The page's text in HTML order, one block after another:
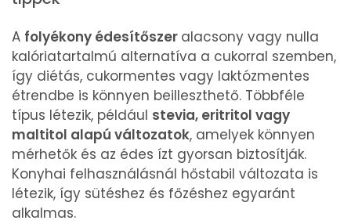
A folyékony édesítőszer alacsony vagy nulla
kalóriatartalmú alternatíva a cukorral szemben,
így diétás, cukormentes vagy laktózmentes
étrendbe is könnyen beilleszthető. Többféle
típus létezik, például stevia, eritritol vagy
maltitol alapú változatok, amelyek könnyen
mérhetők és az édes ízt gyorsan biztosítják.
Konyhai felhasználásnál hőstabil változata is
létezik, így sütéshez és főzéshez egyaránt
alkalmas.